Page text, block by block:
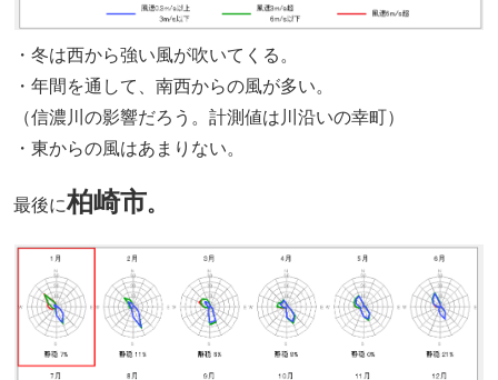
・冬は西から強い風が吹いてくる。
・年間を通して、南西からの風が多い。
（信濃川の影響だろう。計測値は川沿いの幸町）
・東からの風はあまりない。
最後に柏崎市。